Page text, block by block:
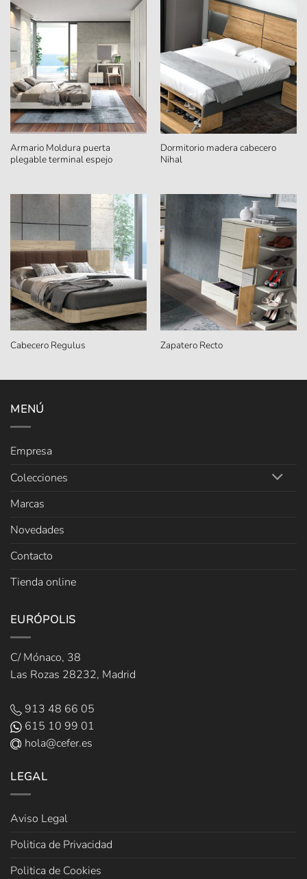
Armario Moldura puerta
plegable terminal espejo
Dormitorio madera cabecero
Nihal
Cabecero Regulus Zapatero Recto
MENÚ
Empresa
Colecciones
Marcas
Novedades
Contacto
Tienda online
EURÓPOLIS
C/ Mónaco, 38
Las Rozas 28232, Madrid
913 48 66 05
615 10 99 01
hola@cefer.es
LEGAL
Aviso Legal
Politica de Privacidad
Politica de Cookies